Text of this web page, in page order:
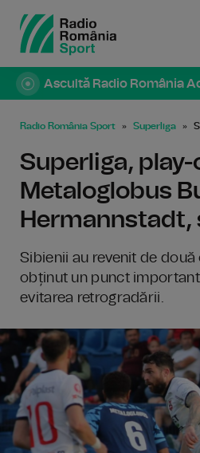
Ascultă Radio România
Radio România Sport Superliga
Superliga,
Metaloglobus
Hermannstadt,
Sibienii au revenit de
obținut un punct
evitarea retrogradării.